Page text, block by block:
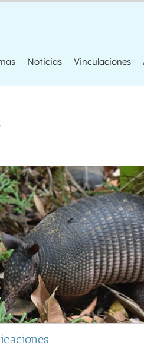
Noticias Vinculaciones